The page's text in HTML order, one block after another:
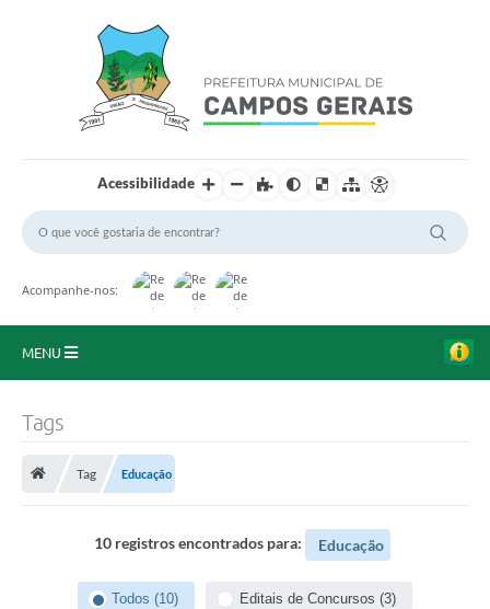
Acessibilidade
Acompanhe-nos:
MENU
A Prefeitura
Tags
Tag Educação
10 registros encontrados para: Educação
Todos (10) Editais de Concursos (3)